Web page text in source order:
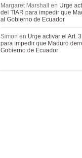
Margaret Marshall en Urge
del TIAR para impedir que
al Gobierno de Ecuador
Simon en Urge activar el Art.
para impedir que Maduro
Gobierno de Ecuador